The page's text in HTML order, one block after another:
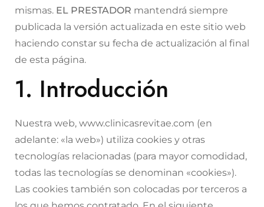
mismas. EL PRESTADOR mantendrá siempre
publicada la versión actualizada en este sitio web
haciendo constar su fecha de actualización al final
de esta página.
1. Introducción
Nuestra web, www.clinicasrevitae.com (en
adelante: «la web») utiliza cookies y otras
tecnologías relacionadas (para mayor comodidad,
todas las tecnologías se denominan «cookies»).
Las cookies también son colocadas por terceros a